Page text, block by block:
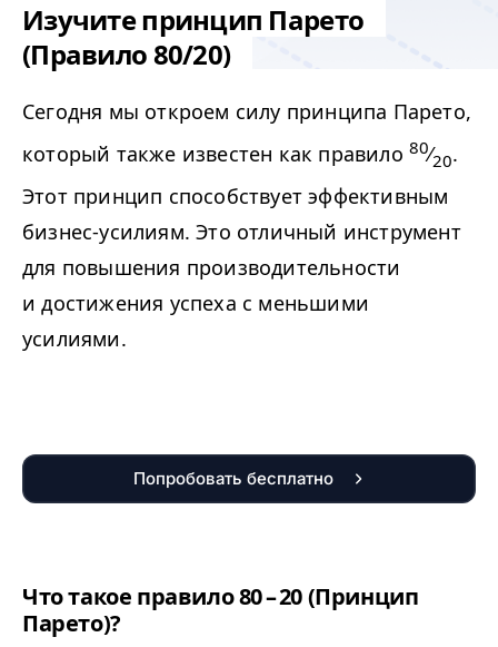
Изучите принцип Парето
(Правило 80/20)
Сегодня мы откроем силу принципа Парето,
который также известен как правило80⁄20.
Этот принцип способствует эффективным
бизнес-усилиям. Это отличный инструмент
для повышения производительности
и достижения успеха с меньшими
усилиями.
Попробовать бесплатно
Что такое правило 80 – 20 (Принцип
Парето)?